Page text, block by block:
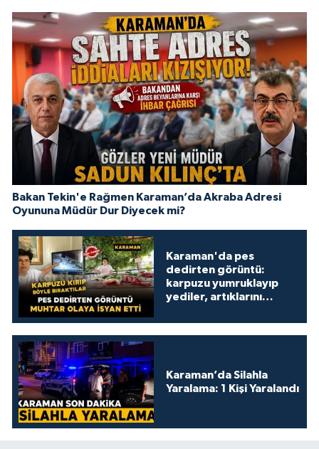
Bakan Tekin'e Rağmen Karaman’da Akraba Adresi
Oyununa Müdür Dur Diyecek mi?
Karaman'da pes
dedirten görüntü:
karpuzu yumruklayıp
yediler, artıklarını
Karaman’da Silahla
Yaralama: 1 Kişi Yaralandı